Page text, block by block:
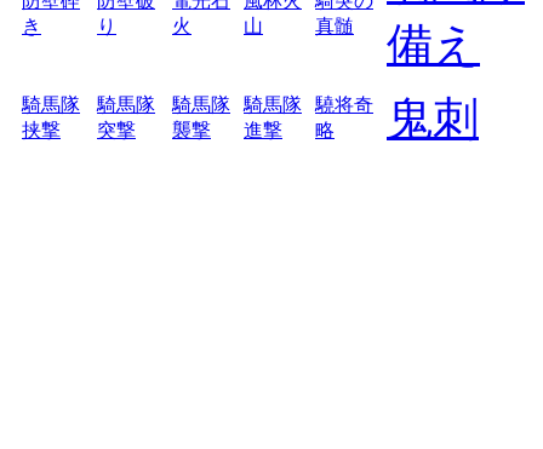
き
り
火
山
真髄
備え
騎馬隊
挟撃
騎馬隊
突撃
騎馬隊
襲撃
騎馬隊
進撃
驍将奇
略
鬼刺